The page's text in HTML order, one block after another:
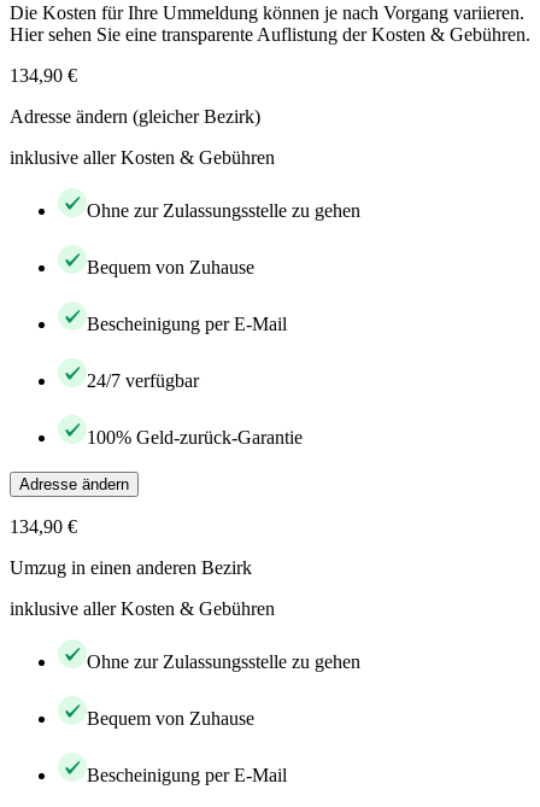
Die Kosten für Ihre Ummeldung können je nach Vorgang variieren.
Hier sehen Sie eine transparente Auflistung der Kosten & Gebühren.
134,90 €
Adresse ändern (gleicher Bezirk)
inklusive aller Kosten & Gebühren
Ohne zur Zulassungsstelle zu gehen
Bequem von Zuhause
Bescheinigung per E-Mail
24/7 verfügbar
100% Geld-zurück-Garantie
Adresse ändern
134,90 €
Umzug in einen anderen Bezirk
inklusive aller Kosten & Gebühren
Ohne zur Zulassungsstelle zu gehen
Bequem von Zuhause
Bescheinigung per E-Mail